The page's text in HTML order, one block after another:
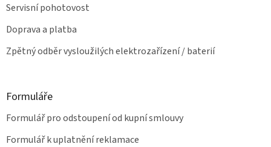
Servisní pohotovost
Doprava a platba
Zpětný odběr vysloužilých elektrozařízení / baterií
Formuláře
Formulář pro odstoupení od kupní smlouvy
Formulář k uplatnění reklamace